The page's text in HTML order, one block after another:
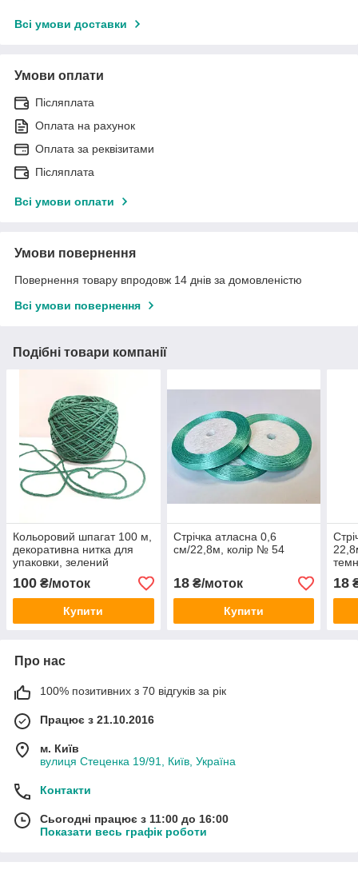
Всі умови доставки
Умови оплати
Післяплата
Оплата на рахунок
Оплата за реквізитами
Післяплата
Всі умови оплати
Умови повернення
Повернення товару впродовж 14 днів за домовленістю
Всі умови повернення
Подібні товари компанії
Кольоровий шпагат 100 м,
декоративна нитка для
упаковки, зелений
100 ₴/моток
Купити
Стрічка атласна 0,6
см/22,8м, колір № 54
18₴/моток
Купити
18
Про нас
100% позитивних з 70 відгуків за рік
Працює з 21.10.2016
м. Київ
вулиця Стеценка 19/91, Київ, Україна
Контакти
Сьогодні працює з 11:00 до 16:00
Показати весь графік роботи